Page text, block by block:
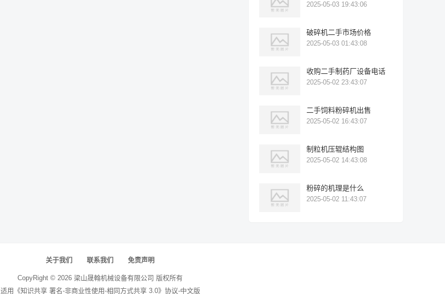
2025-05-03 19:43:06
破碎机二手市场价格
2025-05-03 01:43:08
收购二手制药厂设备电话
2025-05-02 23:43:07
二手饲料粉碎机出售
2025-05-02 16:43:07
制粒机压辊结构图
2025-05-02 14:43:08
粉碎的机理是什么
2025-05-02 11:43:07
关于我们 联系我们 免责声明
CopyRight © 2026 梁山晟翰机械设备有限公司 版权所有
适用《知识共享 署名-非商业性使用-相同方式共享 3.0》协议-中文版